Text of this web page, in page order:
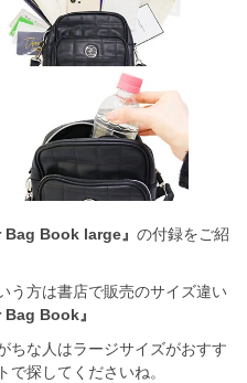
Book large』 の付録をご紹
う方は書店で販売のサイズ違い
Book』
ちな人はラージサイズがおすす
探してくださいね。